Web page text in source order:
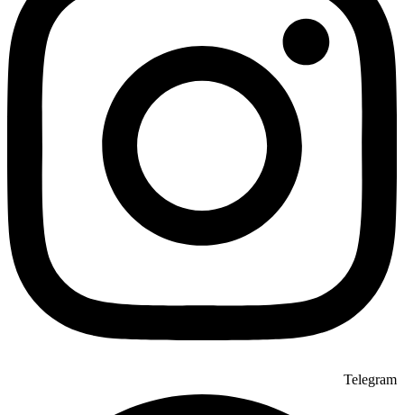
Telegram